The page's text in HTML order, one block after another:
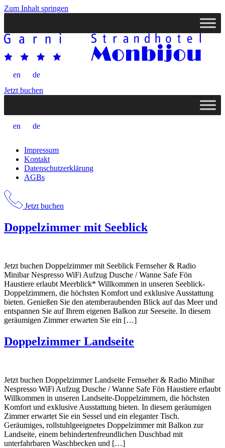
Zum Inhalt springen
en
de
Jetzt buchen
en de
Impressum
Kontakt
Datenschutzerklärung
AGBs
Jetzt buchen
Doppelzimmer mit Seeblick
Jetzt buchen Doppelzimmer mit Seeblick Fernseher & Radio
Minibar Nespresso WiFi Aufzug Dusche / Wanne Safe Fön
Haustiere erlaubt Meerblick* Willkommen in unseren Seeblick-
Doppelzimmern, die höchsten Komfort und exklusive Ausstattung
bieten. Genießen Sie den atemberaubenden Blick auf das Meer und
entspannen Sie auf Ihrem eigenen Balkon zur Seeseite. In diesem
geräumigen Zimmer erwarten Sie ein […]
Doppelzimmer Landseite
Jetzt buchen Doppelzimmer Landseite Fernseher & Radio Minibar
Nespresso WiFi Aufzug Dusche / Wanne Safe Fön Haustiere erlaubt
Willkommen in unseren Landseite-Doppelzimmern, die höchsten
Komfort und exklusive Ausstattung bieten. In diesem geräumigen
Zimmer erwartet Sie ein Sessel und ein eleganter Tisch.
Geräumiges, rollstuhlgeeignetes Doppelzimmer mit Balkon zur
Landseite, einem behindertenfreundlichen Duschbad mit
unterfahrbaren Waschbecken und […]